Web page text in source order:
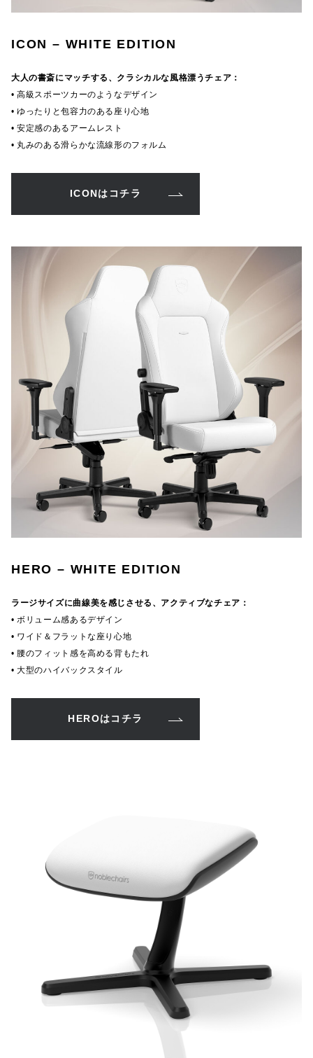
ICON – WHITE EDITION
大人の書斎にマッチする、クラシカルな風格漂うチェア：
• 高級スポーツカーのようなデザイン
• ゆったりと包容力のある座り心地
• 安定感のあるアームレスト
• 丸みのある滑らかな流線形のフォルム
ICONはコチラ
HERO – WHITE EDITION
ラージサイズに曲線美を感じさせる、アクティブなチェア：
• ボリューム感あるデザイン
• ワイド＆フラットな座り心地
• 腰のフィット感を高める背もたれ
• 大型のハイバックスタイル
HEROはコチラ